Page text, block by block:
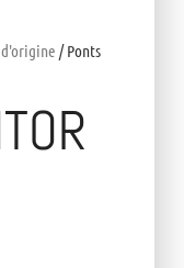
d'origine / Ponts